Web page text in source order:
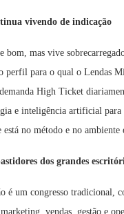
vivendo de indicação
bom, mas vive
perfil para o qual o Lendas
High Ticket
e inteligência artificial
no método e no ambiente
dos grandes
um congresso tradicional,
vendas, gestão e